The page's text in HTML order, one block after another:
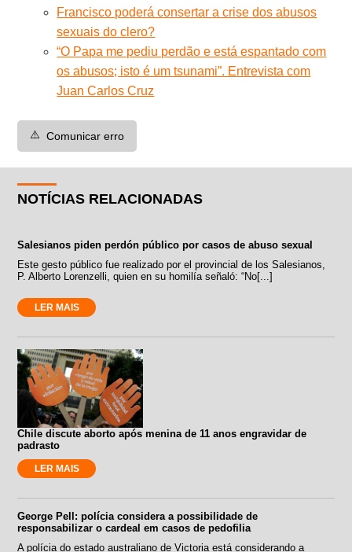
Francisco poderá consertar a crise dos abusos
sexuais do clero?
“O Papa me pediu perdão e está espantado com
os abusos; isto é um tsunami”. Entrevista com
Juan Carlos Cruz
⚠️ Comunicar erro
NOTÍCIAS RELACIONADAS
Salesianos piden perdón público por casos de abuso sexual
Este gesto público fue realizado por el provincial de los Salesianos,
P. Alberto Lorenzelli, quien en su homilía señaló: “No[...]
LER MAIS
Chile discute aborto após menina de 11 anos engravidar de
padrasto
LER MAIS
George Pell: polícia considera a possibilidade de
responsabilizar o cardeal em casos de pedofilia
A polícia do estado australiano de Victoria está considerando a